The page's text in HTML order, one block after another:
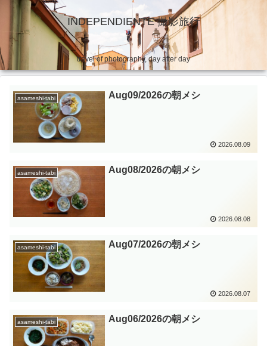
INDEPENDIENTE 撮影旅行
travel of photography, day after day
asameshi-tabi Aug09/2026の朝メシ
2026.08.09
asameshi-tabi Aug08/2026の朝メシ
2026.08.08
asameshi-tabi Aug07/2026の朝メシ
2026.08.07
asameshi-tabi Aug06/2026の朝メシ